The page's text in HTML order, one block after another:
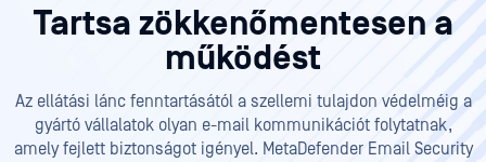
Tartsa zökkenőmentesen a
működést
Az ellátási lánc fenntartásától a szellemi tulajdon védelméig a
gyártó vállalatok olyan e-mail kommunikációt folytatnak,
amely fejlett biztonságot igényel. MetaDefender Email Security